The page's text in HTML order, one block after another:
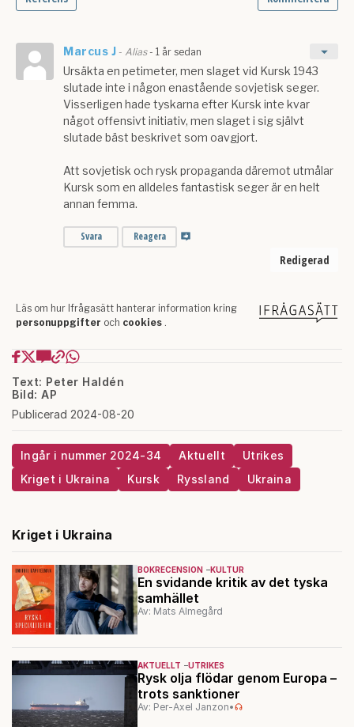
Text: Peter Haldén
Bild: AP
Publicerad 2024-08-20
Ingår i nummer 2024-34 Aktuellt
Utrikes
Kriget i Ukraina
Kursk Ryssland Ukraina
Kriget i Ukraina
BOKRECENSION KULTUR
En svidande kritik av det tyska
samhället
Av: Mats Almegård
AKTUELLT UTRIKES
Rysk olja flödar genom Europa –
trots sanktioner
Av: Per-Axel Janzon•